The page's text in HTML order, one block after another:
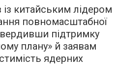
із китайським лідером
повномасштабної
підтримку
плану» й заявам
ядерних